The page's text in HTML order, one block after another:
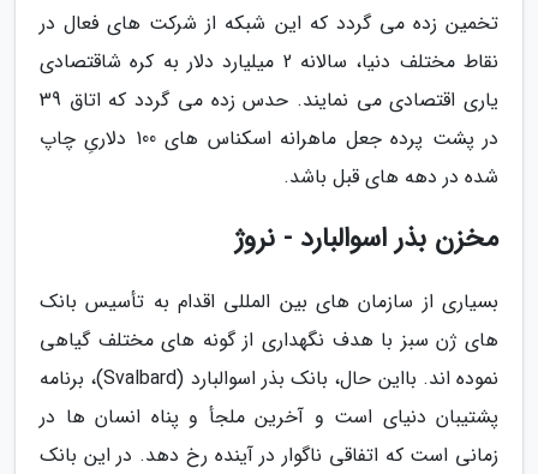
تخمین زده می گردد که این شبکه از شرکت های فعال در
نقاط مختلف دنیا، سالانه 2 میلیارد دلار به کره شاقتصادی
یاری اقتصادی می نمایند. حدس زده می گردد که اتاق 39
در پشت پرده جعل ماهرانه اسکناس های 100 دلاریِ چاپ
شده در دهه های قبل باشد.
مخزن بذر اسوالبارد - نروژ
بسیاری از سازمان های بین المللی اقدام به تأسیس بانک
های ژن سبز با هدف نگهداری از گونه های مختلف گیاهی
نموده اند. بااین حال، بانک بذر اسوالبارد (Svalbard)، برنامه
پشتیبان دنیای است و آخرین ملجأ و پناه انسان ها در
زمانی است که اتفاقی ناگوار در آینده رخ دهد. در این بانک